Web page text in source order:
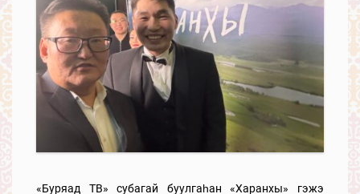
«Буряад ТВ» субагай буулгаһан «Харанхы» гэжэ